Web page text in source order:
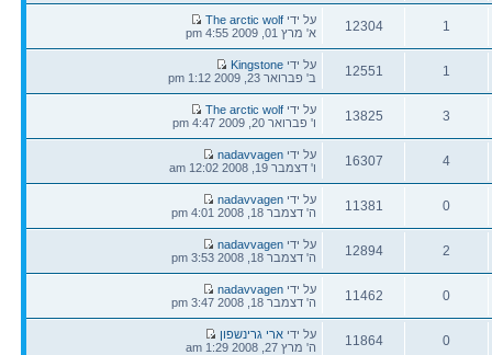
תגובות
צפיות
1
תגובות
12304
צפיות
הודעה
אחרונה
על ידיThe arctic wolf
א' מרץ 01, 2009 4:55 pm
1
תגובות
12551
צפיות
הודעה
אחרונה
על ידיKingstone
ב' פברואר 23, 2009 1:12 pm
3
תגובות
13825
צפיות
הודעה
אחרונה
על ידיThe arctic wolf
ו' פברואר 20, 2009 4:47 pm
4
תגובות
16307
צפיות
הודעה
אחרונה
על ידיnadavvagen
ו' דצמבר 19, 2008 12:02 am
0
תגובות
11381
צפיות
הודעה
אחרונה
על ידיnadavvagen
ה' דצמבר 18, 2008 4:01 pm
2
תגובות
12894
צפיות
הודעה
אחרונה
על ידיnadavvagen
ה' דצמבר 18, 2008 3:53 pm
0
תגובות
11462
צפיות
הודעה
אחרונה
על ידיnadavvagen
ה' דצמבר 18, 2008 3:47 pm
0
11864
הודעה
אחרונה
על ידיארי גרינשפון
ה' מרץ 27, 2008 1:29 am